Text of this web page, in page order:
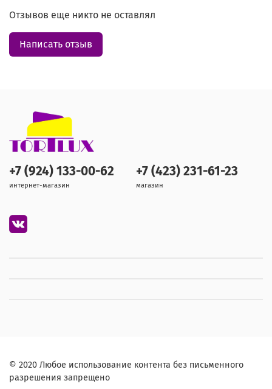
Отзывов еще никто не оставлял
Написать отзыв
+7 (924) 133-00-62
интернет-магазин
+7 (423) 231-61-23
магазин
© 2020 Любое использование контента без письменного
разрешения запрещено